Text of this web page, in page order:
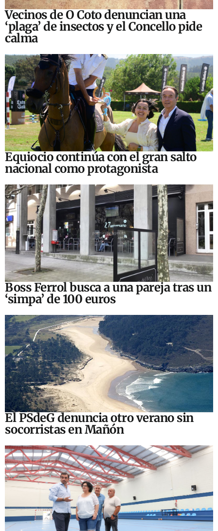
Vecinos de O Coto denuncian una
‘plaga’ de insectos y el Concello pide
calma
Equiocio continúa con el gran salto
nacional como protagonista
Boss Ferrol busca a una pareja tras un
‘simpa’ de 100 euros
El PSdeG denuncia otro verano sin
socorristas en Mañón